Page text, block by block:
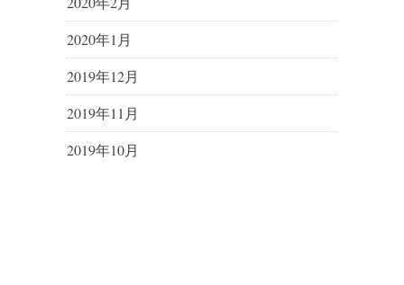
2020年1月
2019年12月
2019年11月
2019年10月